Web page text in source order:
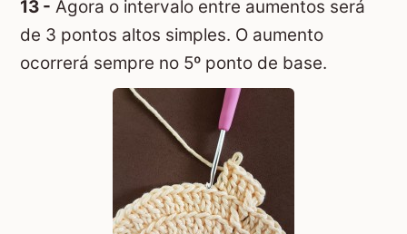
13 - Agora o intervalo entre aumentos será
de 3 pontos altos simples. O aumento
ocorrerá sempre no 5º ponto de base.